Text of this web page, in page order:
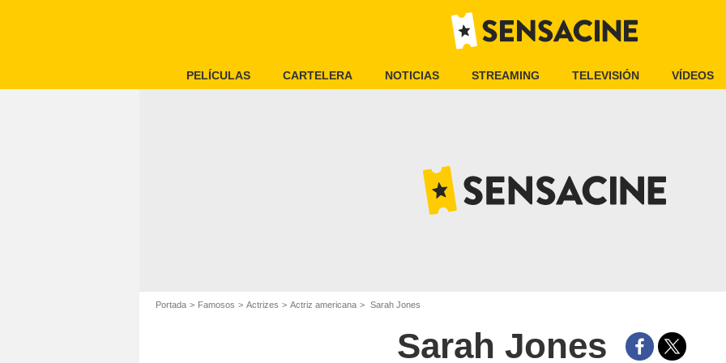
PELÍCULAS CARTELERA NOTICIAS STREAMING TELEVISIÓN VÍDEOS
Portada Famosos Actrizes Actriz americana Sarah Jones
Sarah Jones